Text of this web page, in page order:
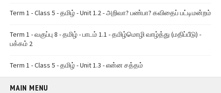
Term 1 - Class 5 - தமிழ் - Unit 1.2 - அறிவா? பண்பா? கவிதைப் பட்டிமன்றம்
Term 1 - வகுப்பு 8 - தமிழ் - பாடம் 1.1 - தமிழ்மொழி வாழ்த்து (மதிப்பீடு) -
பக்கம் 2
Term 1 - Class 5 - தமிழ் - Unit 1.3 - என்ன சத்தம்
MAIN MENU